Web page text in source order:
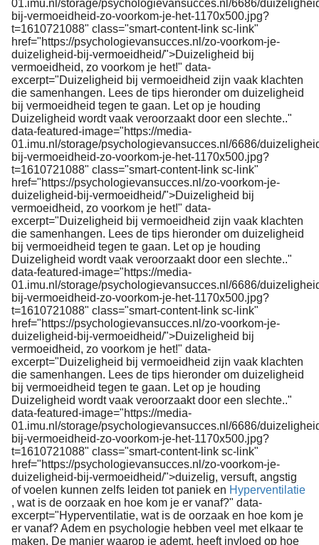
01.imu.nl/storage/psychologievansucces.nl/6686/
bij-vermoeidheid-zo-voorkom-je-het-1170x500.jpg?
t=1610721088" class="smart-content-link sc-link"
href="https://psychologievansucces.nl/zo-voorkom-je-
duizeligheid-bij-vermoeidheid/">Duizeligheid bij
vermoeidheid, zo voorkom je het!" data-
excerpt="Duizeligheid bij vermoeidheid zijn vaak klachten
die samenhangen. Lees de tips hieronder om duizeligheid
bij vermoeidheid tegen te gaan. Let op je houding
Duizeligheid wordt vaak veroorzaakt door een slechte.."
data-featured-image="https://media-
01.imu.nl/storage/psychologievansucces.nl/6686/
bij-vermoeidheid-zo-voorkom-je-het-1170x500.jpg?
t=1610721088" class="smart-content-link sc-link"
href="https://psychologievansucces.nl/zo-voorkom-je-
duizeligheid-bij-vermoeidheid/">Duizeligheid bij
vermoeidheid, zo voorkom je het!" data-
excerpt="Duizeligheid bij vermoeidheid zijn vaak klachten
die samenhangen. Lees de tips hieronder om duizeligheid
bij vermoeidheid tegen te gaan. Let op je houding
Duizeligheid wordt vaak veroorzaakt door een slechte.."
data-featured-image="https://media-
01.imu.nl/storage/psychologievansucces.nl/6686/
bij-vermoeidheid-zo-voorkom-je-het-1170x500.jpg?
t=1610721088" class="smart-content-link sc-link"
href="https://psychologievansucces.nl/zo-voorkom-je-
duizeligheid-bij-vermoeidheid/">Duizeligheid bij
vermoeidheid, zo voorkom je het!" data-
excerpt="Duizeligheid bij vermoeidheid zijn vaak klachten
die samenhangen. Lees de tips hieronder om duizeligheid
bij vermoeidheid tegen te gaan. Let op je houding
Duizeligheid wordt vaak veroorzaakt door een slechte.."
data-featured-image="https://media-
01.imu.nl/storage/psychologievansucces.nl/6686/
bij-vermoeidheid-zo-voorkom-je-het-1170x500.jpg?
t=1610721088" class="smart-content-link sc-link"
href="https://psychologievansucces.nl/zo-voorkom-je-
duizeligheid-bij-vermoeidheid/">duizelig, versuft, angstig
of voelen kunnen zelfs leiden tot paniek en Hyperventilatie
, wat is de oorzaak en hoe kom je er vanaf?" data-
excerpt="Hyperventilatie, wat is de oorzaak en hoe kom je
er vanaf? Adem en psychologie hebben veel met elkaar te
maken. De manier waarop je ademt, heeft invloed op hoe